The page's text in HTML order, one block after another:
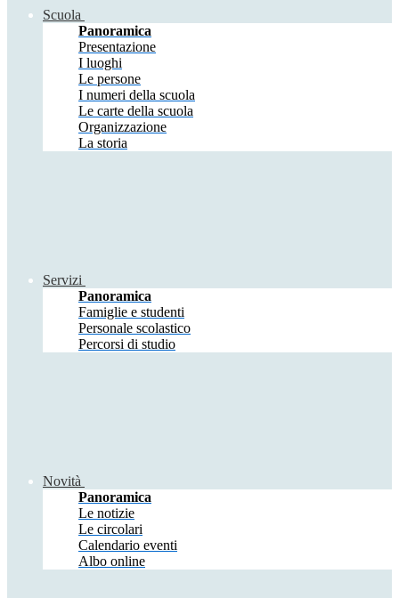
Scuola
Panoramica
Presentazione
I luoghi
Le persone
I numeri della scuola
Le carte della scuola
Organizzazione
La storia
Servizi
Panoramica
Famiglie e studenti
Personale scolastico
Percorsi di studio
Novità
Panoramica
Le notizie
Le circolari
Calendario eventi
Albo online